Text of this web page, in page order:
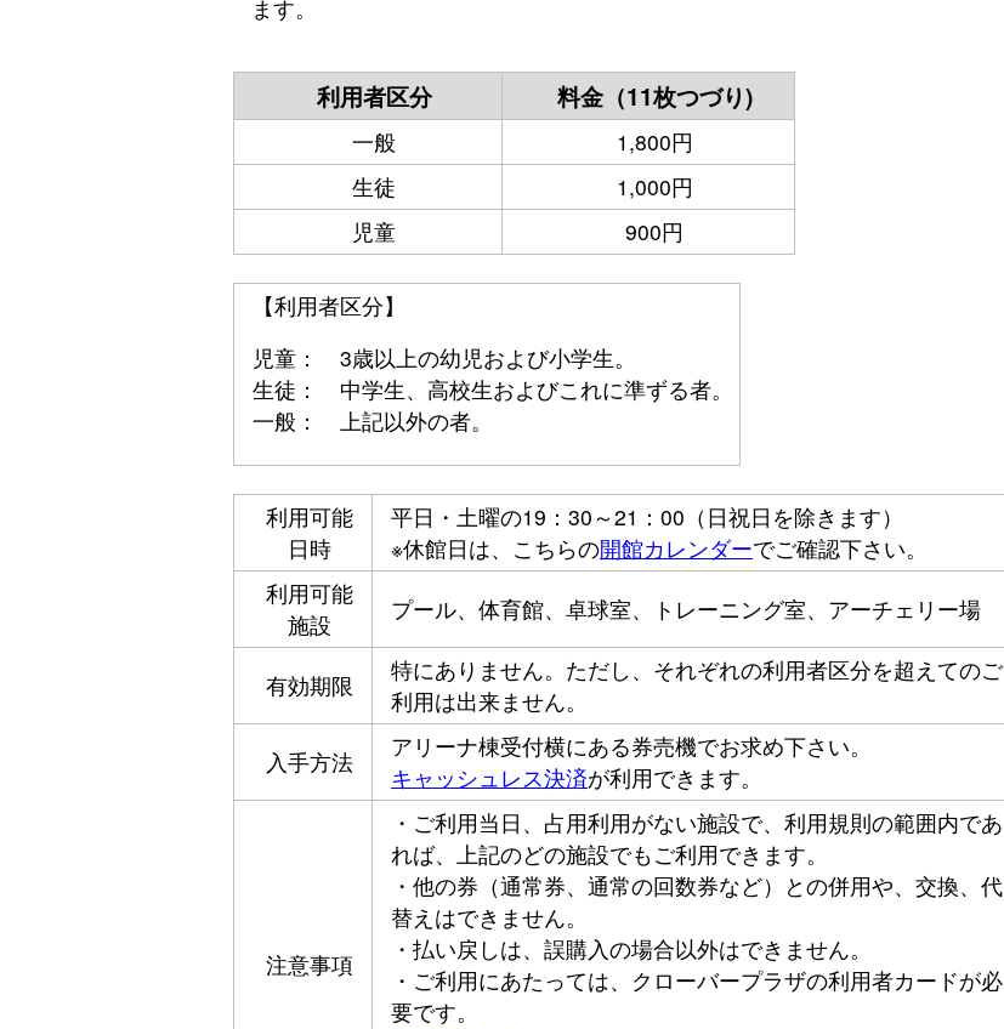
ます。
利用者区分 料金（11枚つづり)
一般
1,800円
生徒
1,000円
児童
900円
【利用者区分】
児童： 3歳以上の幼児および小学生。
生徒： 中学生、高校生およびこれに準ずる者。
一般： 上記以外の者。
利用可能
日時
平日・土曜の19：30～21：00（日祝日を除きます）
※休館日は、こちらの開館カレンダーでご確認下さい。
利用可能
施設
プール、体育館、卓球室、トレーニング室、アーチェリー場
有効期限
特にありません。ただし、それぞれの利用者区分を超えてのご
利用は出来ません。
入手方法
アリーナ棟受付横にある券売機でお求め下さい。
キャッシュレス決済が利用できます。
注意事項
・ご利用当日、占用利用がない施設で、利用規則の範囲内であ
れば、上記のどの施設でもご利用できます。
・他の券（通常券、通常の回数券など）との併用や、交換、代
替えはできません。
・払い戻しは、誤購入の場合以外はできません。
・ご利用にあたっては、クローバープラザの利用者カードが必
要です。